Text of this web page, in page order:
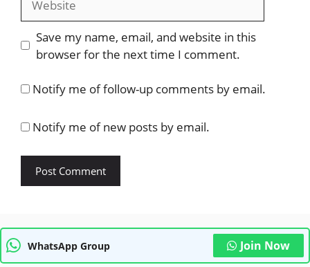
Save my name, email, and website in this
browser for the next time I comment.
Notify me of follow-up comments by email.
Notify me of new posts by email.
WhatsApp Group Join Now